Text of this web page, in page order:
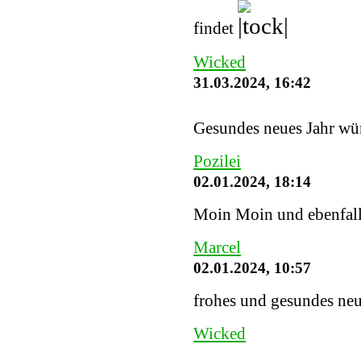
findet
Wicked
31.03.2024, 16:42
Gesundes neues Jahr
Pozilei
02.01.2024, 18:14
Moin Moin und
Marcel
02.01.2024, 10:57
frohes und gesundes
Wicked